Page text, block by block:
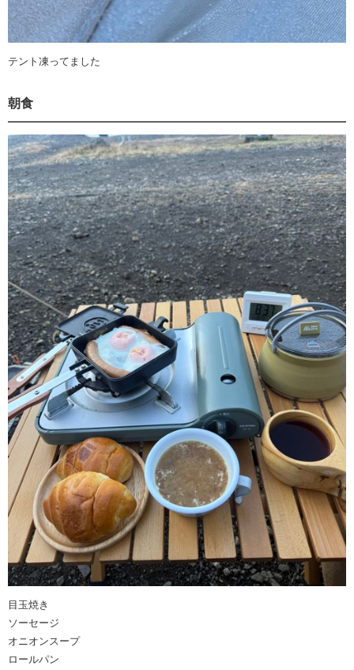
テント凍ってました
朝食
目玉焼き
ソーセージ
オニオンスープ
ロールパン